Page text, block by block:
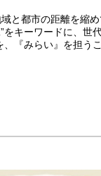
と都市の距離を縮
をキーワードに、世
『みらい』を担う